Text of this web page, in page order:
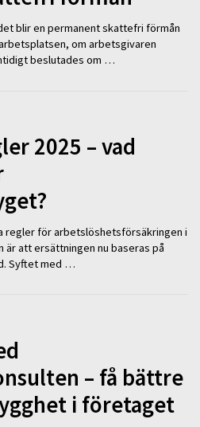
blir en permanent skattefri förmån
om arbetsgivaren
beslutades om …
2025 – vad
regler för arbetslöshetsförsäkringen i
att ersättningen nu baseras på
Syftet med …
– få bättre
i företaget